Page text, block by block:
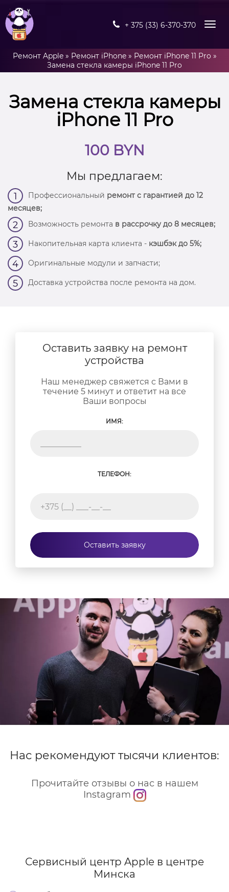
+ 375 (33) 6-370-370
Ремонт Apple» Ремонт iPhone» Ремонт iPhone 11 Pro »
Замена стекла камеры iPhone 11 Pro
Замена стекла камеры
iPhone 11 Pro
100 BYN
Мы предлагаем:
1 Профессиональный ремонт с гарантией до 12
месяцев;
2 Возможность ремонта в рассрочку до 8 месяцев;
3 Накопительная карта клиента - кэшбэк до 5%;
4 Оригинальные модули и запчасти;
5 Доставка устройства после ремонта на дом.
Оставить заявку на ремонт
устройства
Наш менеджер свяжется с Вами в
течение 5 минут и ответит на все
Ваши вопросы
ИМЯ:
ТЕЛЕФОН:
Оставить заявку
Нас рекомендуют тысячи клиентов:
Прочитайте отзывы о нас в нашем
Instagram
Сервисный центр Apple в центре
Минска